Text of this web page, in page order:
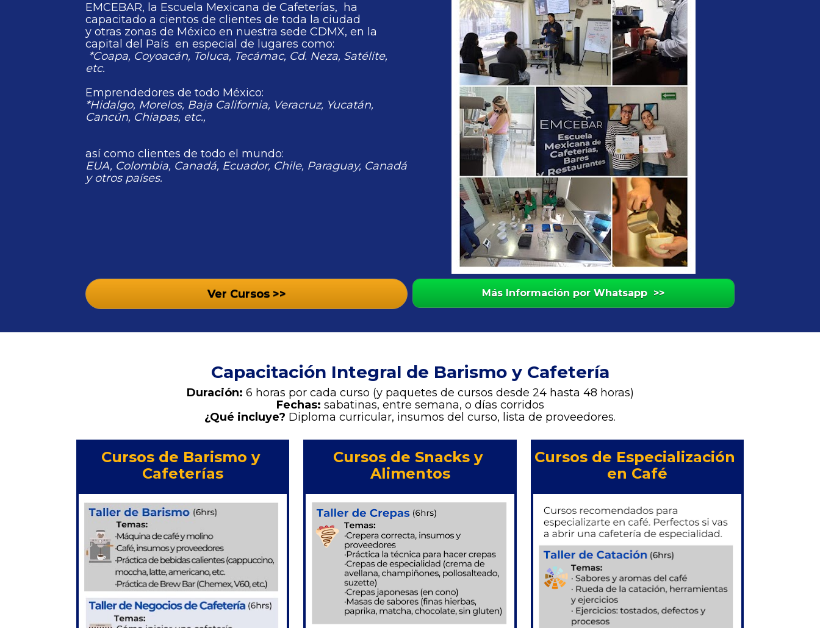
EMCEBAR, la Escuela Mexicana de Cafeterías,  ha
capacitado a cientos de clientes de toda la ciudad
y otras zonas de México en nuestra sede CDMX, en la
capital del País  en especial de lugares como:
*Coapa, Coyoacán, Toluca, Tecámac, Cd. Neza, Satélite,
etc.
Emprendedores de todo México:
*Hidalgo, Morelos, Baja California, Veracruz, Yucatán,
Cancún, Chiapas, etc.,
así como clientes de todo el mundo:
EUA, Colombia, Canadá, Ecuador, Chile, Paraguay, Canadá
y otros países.
Ver Cursos >> Más Información por Whatsapp >>
Capacitación Integral de Barismo y Cafetería
Duración: 6 horas por cada curso (y paquetes de cursos desde 24 hasta 48 horas)
Fechas: sabatinas, entre semana, o días corridos
¿Qué incluye? Diploma curricular, insumos del curso, lista de proveedores.
Cursos de Barismo y
Cafeterías
Cursos de Snacks y
Alimentos
Cursos de Especialización
en Café